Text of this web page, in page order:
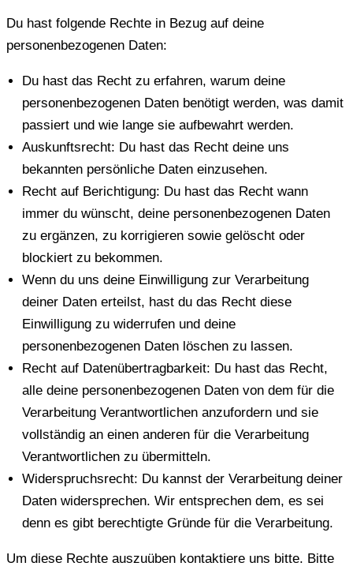
Du hast folgende Rechte in Bezug auf deine
personenbezogenen Daten:
Du hast das Recht zu erfahren, warum deine
personenbezogenen Daten benötigt werden, was damit
passiert und wie lange sie aufbewahrt werden.
Auskunftsrecht: Du hast das Recht deine uns
bekannten persönliche Daten einzusehen.
Recht auf Berichtigung: Du hast das Recht wann
immer du wünscht, deine personenbezogenen Daten
zu ergänzen, zu korrigieren sowie gelöscht oder
blockiert zu bekommen.
Wenn du uns deine Einwilligung zur Verarbeitung
deiner Daten erteilst, hast du das Recht diese
Einwilligung zu widerrufen und deine
personenbezogenen Daten löschen zu lassen.
Recht auf Datenübertragbarkeit: Du hast das Recht,
alle deine personenbezogenen Daten von dem für die
Verarbeitung Verantwortlichen anzufordern und sie
vollständig an einen anderen für die Verarbeitung
Verantwortlichen zu übermitteln.
Widerspruchsrecht: Du kannst der Verarbeitung deiner
Daten widersprechen. Wir entsprechen dem, es sei
denn es gibt berechtigte Gründe für die Verarbeitung.
Um diese Rechte auszuüben kontaktiere uns bitte. Bitte